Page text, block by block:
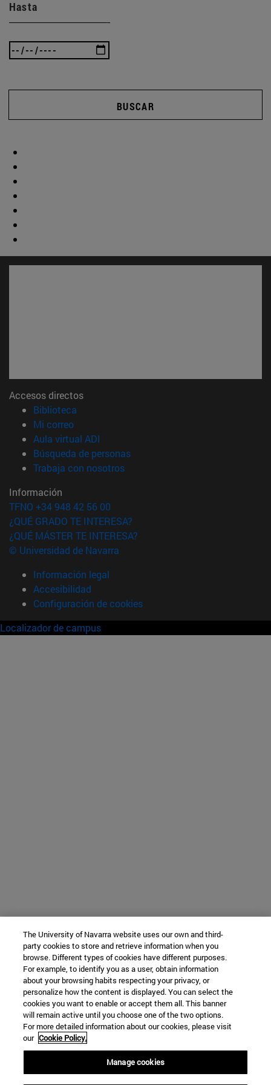
Hasta
BUSCAR
Accesos directos
Biblioteca
Mi correo(abre en nueva ventana)
Aula virtual ADI
Búsqueda de personas(abre en nueva ventana)
Trabaja con nosotros(abre en nueva ventana)
Información
TFNO +34 948 42 56 00
¿QUÉ GRADO TE INTERESA?
¿QUÉ MÁSTER TE INTERESA?
© Universidad de Navarra
Información legal
Accesibilidad
Configuración de cookies
Localizador de campus
The University of Navarra website uses our own and third-
party cookies to store and retrieve information when you
browse. Different types of cookies have different purposes.
For example, to identify you as a user, obtain information
about your browsing habits respecting your privacy, or
personalize how the content is displayed. You can select the
cookies you want to enable or accept them all. This banner
will remain active until you choose one of the two options.
For more detailed information about our cookies, please visit
our Cookie Policy.
Manage cookies